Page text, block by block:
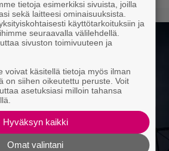
tietoja esimerkiksi sivuista, joilla
sekä laitteesi ominaisuuksista.
käyttötarkoituksiin ja
seuraavalla välilehdellä.
sivuston toimivuuteen ja
voivat käsitellä tietoja myös ilman
on siihen oikeutettu peruste. Voit
asetuksiasi milloin tahansa
Hyväksyn kaikki
Omat valintani